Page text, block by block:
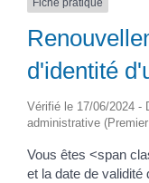
Fiche pratique
d'identité
Vérifié le 17/06/2024 -
administrative
Vous êtes <span
et la date de validité